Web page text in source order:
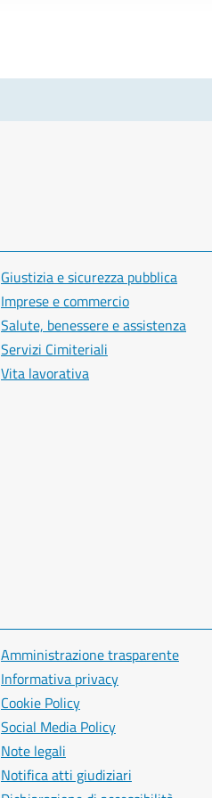
Giustizia e sicurezza pubblica
Imprese e commercio
Salute, benessere e assistenza
Servizi Cimiteriali
Vita lavorativa
Amministrazione trasparente
Informativa privacy
Cookie Policy
Social Media Policy
Note legali
Notifica atti giudiziari